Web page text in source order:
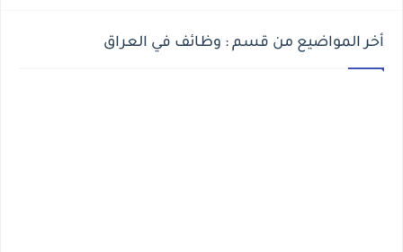
أخر المواضيع من قسم : وظائف في العراق